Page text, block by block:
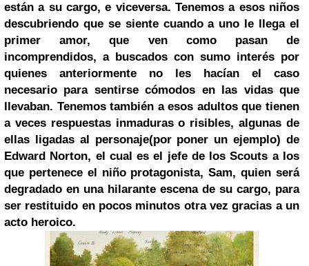
están a su cargo, e viceversa. Tenemos a esos niños
descubriendo que se siente cuando a uno le llega el
primer amor, que ven como pasan de
incomprendidos, a buscados con sumo interés por
quienes anteriormente no les hacían el caso
necesario para sentirse cómodos en las vidas que
llevaban. Tenemos también a esos adultos que tienen
a veces respuestas inmaduras o risibles, algunas de
ellas ligadas al personaje(por poner un ejemplo) de
Edward Norton, el cual es el jefe de los Scouts a los
que pertenece el niño protagonista, Sam, quien será
degradado en una hilarante escena de su cargo, para
ser restituido en pocos minutos otra vez gracias a un
acto heroico.